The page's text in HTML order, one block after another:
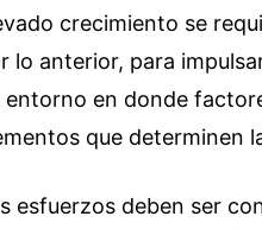
crecimiento se
lo anterior, para
entorno en donde
que determinen
esfuerzos deben ser